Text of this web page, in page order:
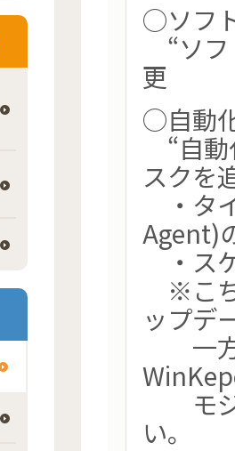
○ソフ
“ソフ
更
○自動
“自動
スクを
・タ
Agent)
・ス
※こち
ップデ
一方
モジ
い。